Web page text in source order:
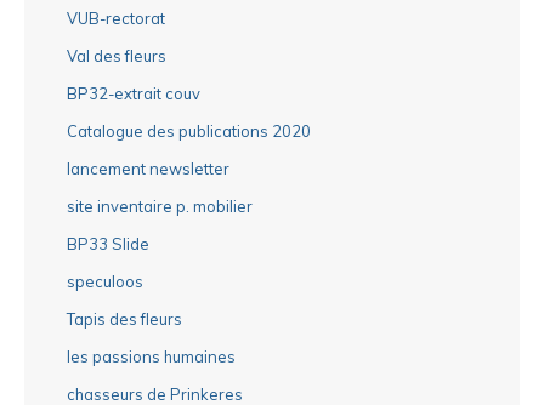
VUB-rectorat
Val des fleurs
BP32-extrait couv
Catalogue des publications 2020
lancement newsletter
site inventaire p. mobilier
BP33 Slide
speculoos
Tapis des fleurs
les passions humaines
chasseurs de Prinkeres